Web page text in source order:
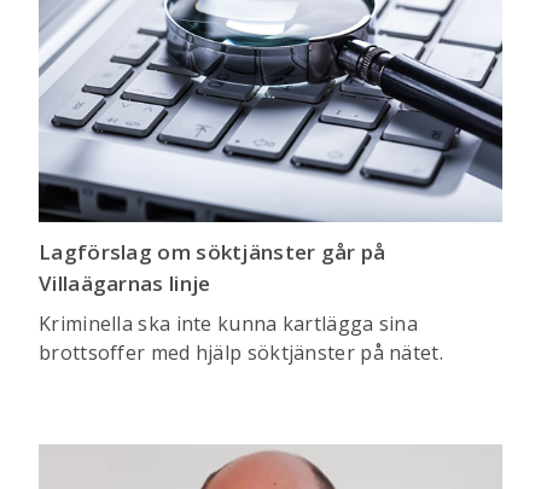
Lagförslag om söktjänster går på
Villaägarnas linje
Kriminella ska inte kunna kartlägga sina
brottsoffer med hjälp söktjänster på nätet.